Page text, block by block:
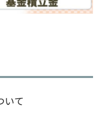
いて